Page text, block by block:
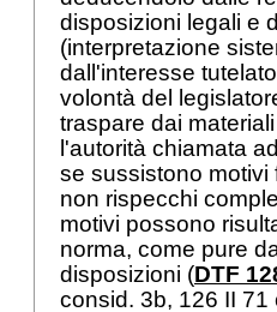
disposizioni legali e
(interpretazione
dall'interesse
volontà del
traspare dai
l'autorità chiamata
se sussistono motivi
non rispecchi
motivi possono
norma, come pure
disposizioni (DTF
consid. 3b, 126 II